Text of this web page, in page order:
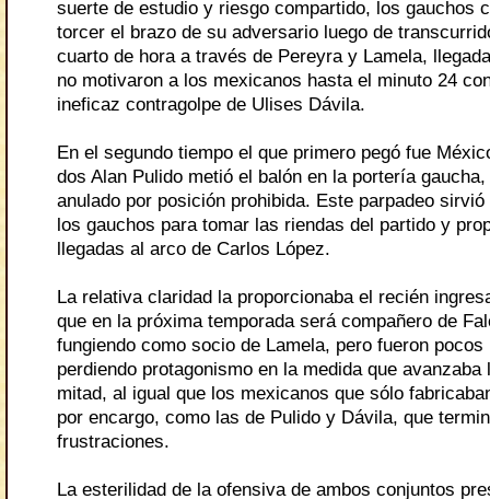
suerte de estudio y riesgo compartido, los gauchos
torcer el brazo de su adversario luego de
cuarto de hora a través de Pereyra y Lamela,
no motivaron a los mexicanos hasta el minuto 24
ineficaz contragolpe de Ulises Dávila.
En el segundo tiempo el que primero pegó fue
dos Alan Pulido metió el balón en la portería
anulado por posición prohibida. Este parpadeo
los gauchos para tomar las riendas del partido y
llegadas al arco de Carlos López.
La relativa claridad la proporcionaba el recién
que en la próxima temporada será compañero de
fungiendo como socio de Lamela, pero fueron pocos
perdiendo protagonismo en la medida que avanzaba
mitad, al igual que los mexicanos que sólo
por encargo, como las de Pulido y Dávila, que
frustraciones.
La esterilidad de la ofensiva de ambos conjuntos